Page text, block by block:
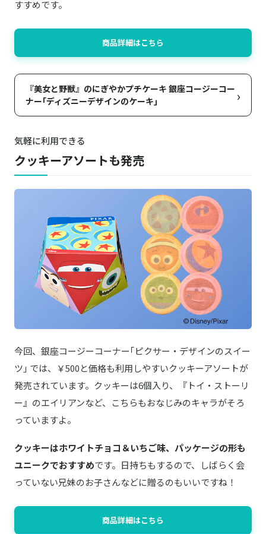
すすめです。
商品詳細はこちら
『美女と野獣』のにぎやかプチケーキ 銀座コージーコー
ナー｢ディズニーデザインのケーキ｣
›
気軽に利用できる
クッキーアソートも発売
今回、銀座コージーコーナー｢ピクサー・デザインのスイー
ツ｣ では、￥500と価格も利用しやすいクッキーアソートが
発売されています。クッキーは6個入り、『トイ・ストーリ
ー』のエイリアンなど、こちらもおなじみのキャラがそろ
っていますよ。
クッキーはホワイトチョコ＆いちご味、パッケージの形も
ユニークでおすすめです。日持ちもするので、しばらく会
っていない兄妹のお子さんなどに贈るのもいいですね！
商品詳細はこちら